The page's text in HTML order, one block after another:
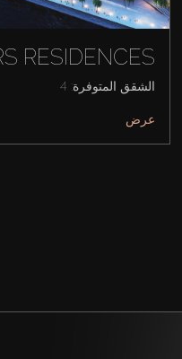
RESIDENCES
الشقق المتوفرة: 4
عرض